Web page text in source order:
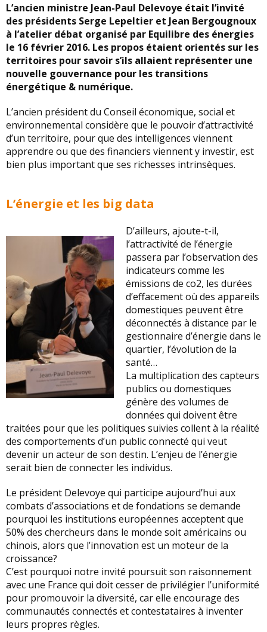
L’ancien ministre Jean-Paul Delevoye était l’invité
des présidents Serge Lepeltier et Jean Bergougnoux
à l’atelier débat organisé par Equilibre des énergies
le 16 février 2016. Les propos étaient orientés sur les
territoires pour savoir s’ils allaient représenter une
nouvelle gouvernance pour les transitions
énergétique & numérique.
L’ancien président du Conseil économique, social et
environnemental considère que le pouvoir d’attractivité
d’un territoire, pour que des intelligences viennent
apprendre ou que des financiers viennent y investir, est
bien plus important que ses richesses intrinsèques.
L’énergie et les big data
D’ailleurs, ajoute-t-il,
l’attractivité de l’énergie
passera par l’observation des
indicateurs comme les
émissions de co2, les durées
d’effacement où des appareils
domestiques peuvent être
déconnectés à distance par le
gestionnaire d’énergie dans le
quartier, l’évolution de la
santé…
La multiplication des capteurs
publics ou domestiques
génère des volumes de
données qui doivent être
traitées pour que les politiques suivies collent à la réalité
des comportements d’un public connecté qui veut
devenir un acteur de son destin. L’enjeu de l’énergie
serait bien de connecter les individus.
Le président Delevoye qui participe aujourd’hui aux
combats d’associations et de fondations se demande
pourquoi les institutions européennes acceptent que
50% des chercheurs dans le monde soit américains ou
chinois, alors que l’innovation est un moteur de la
croissance?
C’est pourquoi notre invité poursuit son raisonnement
avec une France qui doit cesser de privilégier l’uniformité
pour promouvoir la diversité, car elle encourage des
communautés connectés et contestataires à inventer
leurs propres règles.